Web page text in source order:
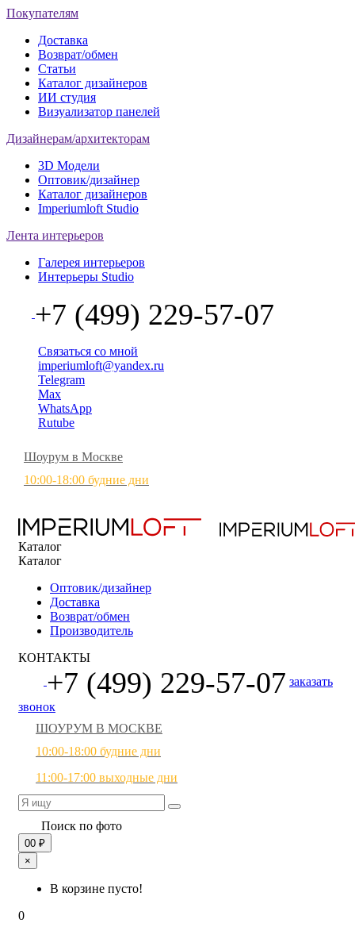
Покупателям
Доставка
Возврат/обмен
Статьи
Каталог дизайнеров
ИИ студия
Визуализатор панелей
Дизайнерам/архитекторам
3D Модели
Оптовик/дизайнер
Каталог дизайнеров
Imperiumloft Studio
Лента интерьеров
Галерея интерьеров
Интерьеры Studio
+7 (499) 229-57-07
Связаться со мной
imperiumloft@yandex.ru
Telegram
Max
WhatsApp
Rutube
Шоурум в Москве
10:00-18:00 будние дни
Каталог
Каталог
Оптовик/дизайнер
Доставка
Возврат/обмен
Производитель
КОНТАКТЫ
+7 (499) 229-57-07 заказать
звонок
ШОУРУМ В МОСКВЕ
10:00-18:00 будние дни
11:00-17:00 выходные дни
Поиск по фото
00 ₽
×
В корзине пусто!
0